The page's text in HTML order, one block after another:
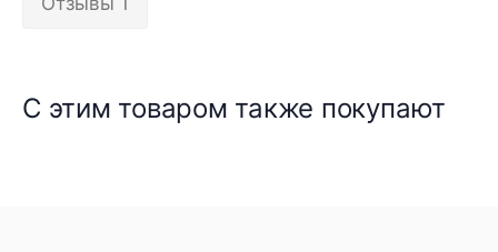
С этим товаром также покупают